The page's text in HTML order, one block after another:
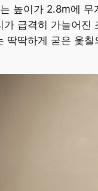
높이가 2.8m에
가 급격히 가늘어진
딱딱하게 굳은 옻